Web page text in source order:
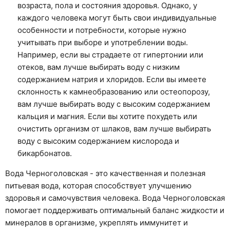
возраста, пола и состояния здоровья. Однако, у
каждого человека могут быть свои индивидуальные
особенности и потребности, которые нужно
учитывать при выборе и употреблении воды.
Например, если вы страдаете от гипертонии или
отеков, вам лучше выбирать воду с низким
содержанием натрия и хлоридов. Если вы имеете
склонность к камнеобразованию или остеопорозу,
вам лучше выбирать воду с высоким содержанием
кальция и магния. Если вы хотите похудеть или
очистить организм от шлаков, вам лучше выбирать
воду с высоким содержанием кислорода и
бикарбонатов.
Вода Черноголовская - это качественная и полезная
питьевая вода, которая способствует улучшению
здоровья и самочувствия человека. Вода Черноголовская
помогает поддерживать оптимальный баланс жидкости и
минералов в организме, укреплять иммунитет и